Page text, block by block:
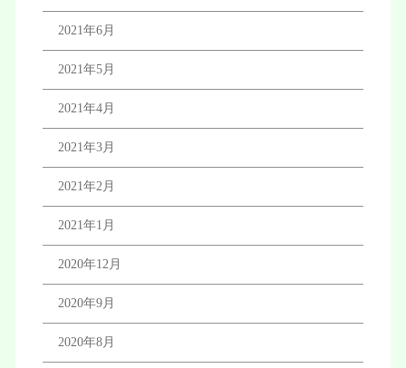
2021年6月
2021年5月
2021年4月
2021年3月
2021年2月
2021年1月
2020年12月
2020年9月
2020年8月